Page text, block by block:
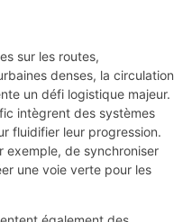
sur les routes,
denses, la circulation
un défi logistique majeur.
intègrent des systèmes
fluidifier leur progression.
exemple, de synchroniser
une voie verte pour les